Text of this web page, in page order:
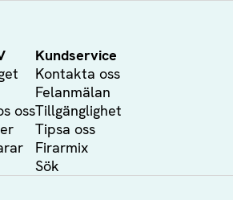
oss
Kundservice
Kontakta oss
Felanmälan
Tillgänglighet
Tipsa oss
Firarmix
Sök